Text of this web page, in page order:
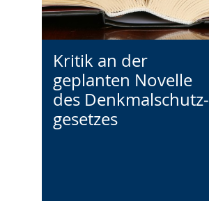
Kritik an der
geplanten Novelle
des Denkmalschutz­
gesetzes